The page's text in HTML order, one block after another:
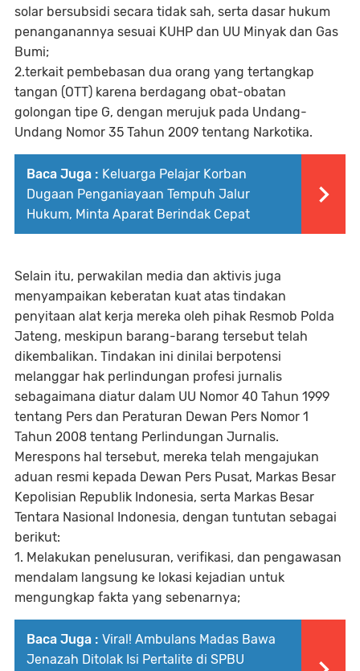
solar bersubsidi secara tidak sah, serta dasar hukum
penanganannya sesuai KUHP dan UU Minyak dan Gas
Bumi;
2.terkait pembebasan dua orang yang tertangkap
tangan (OTT) karena berdagang obat-obatan
golongan tipe G, dengan merujuk pada Undang-
Undang Nomor 35 Tahun 2009 tentang Narkotika.
Baca Juga : Keluarga Pelajar Korban
Dugaan Penganiayaan Tempuh Jalur
Hukum, Minta Aparat Berindak Cepat
Selain itu, perwakilan media dan aktivis juga
menyampaikan keberatan kuat atas tindakan
penyitaan alat kerja mereka oleh pihak Resmob Polda
Jateng, meskipun barang-barang tersebut telah
dikembalikan. Tindakan ini dinilai berpotensi
melanggar hak perlindungan profesi jurnalis
sebagaimana diatur dalam UU Nomor 40 Tahun 1999
tentang Pers dan Peraturan Dewan Pers Nomor 1
Tahun 2008 tentang Perlindungan Jurnalis.
Merespons hal tersebut, mereka telah mengajukan
aduan resmi kepada Dewan Pers Pusat, Markas Besar
Kepolisian Republik Indonesia, serta Markas Besar
Tentara Nasional Indonesia, dengan tuntutan sebagai
berikut:
1. Melakukan penelusuran, verifikasi, dan pengawasan
mendalam langsung ke lokasi kejadian untuk
mengungkap fakta yang sebenarnya;
Baca Juga : Viral! Ambulans Madas Bawa
Jenazah Ditolak Isi Pertalite di SPBU